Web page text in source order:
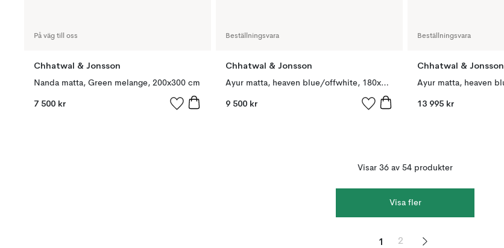
På väg till oss
Chhatwal & Jonsson
Nanda matta, Green melange, 200x300 cm
7 500 kr
Beställningsvara
Chhatwal & Jonsson
Ayur matta, heaven blue/offwhite, 180x270 cm
9 500 kr
Beställningsvara
Chhatwal & Jonsson
13 995 kr
Visar 36 av 54 produkter
Visa fler
1 2